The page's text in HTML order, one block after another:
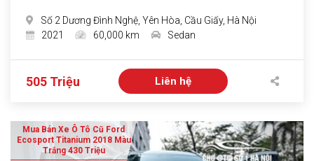
Số 2 Dương Đình Nghệ, Yên Hòa, Cầu Giấy, Hà Nội
2021
60,000 km Sedan
505 Triệu Liên hệ
Mua Bán Xe Ô Tô Cũ Ford
Ecosport Titanium 2018 Màu
Trắng 430 Triệu